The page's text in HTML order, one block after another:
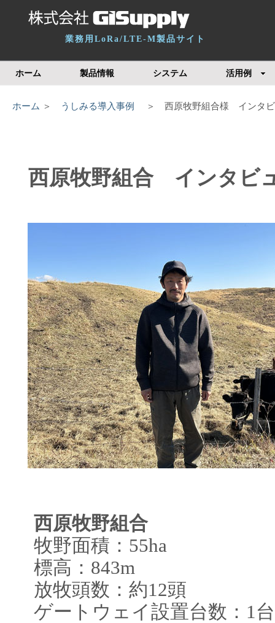
業務用LoRa/LTE-M製品サイト
ホーム 製品情報 システム 活用例
ホーム ＞ うしみる導入事例 ＞ 西原牧野組合様 インタビ
西原牧野組合 インタビ
西原牧野組合
牧野面積：55ha
標高：843m
放牧頭数：約12頭
ゲートウェイ設置台数：1台